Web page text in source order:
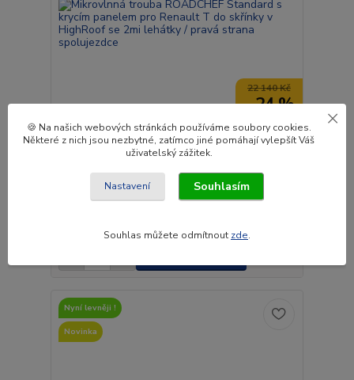
22 140 Kč
- 24 %
Mikrovlnná trouba ROADCHEF Standard s krycím
2mi lehátky / pravá strana spolujezdce
13 917 Kč bez DPH
Nyní levněji !
Novinka
🍪 Na našich webových stránkách používáme soubory cookies.
Některé z nich jsou nezbytné, zatímco jiné pomáhají vylepšít Váš
uživatelský zážitek.
Nastavení Souhlasím
Souhlas můžete odmítnout zde.